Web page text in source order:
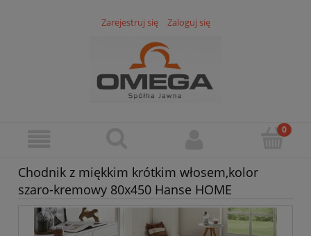
Zarejestruj się Zaloguj się
Chodnik z miękkim krótkim włosem,kolor
szaro-kremowy 80x450 Hanse HOME